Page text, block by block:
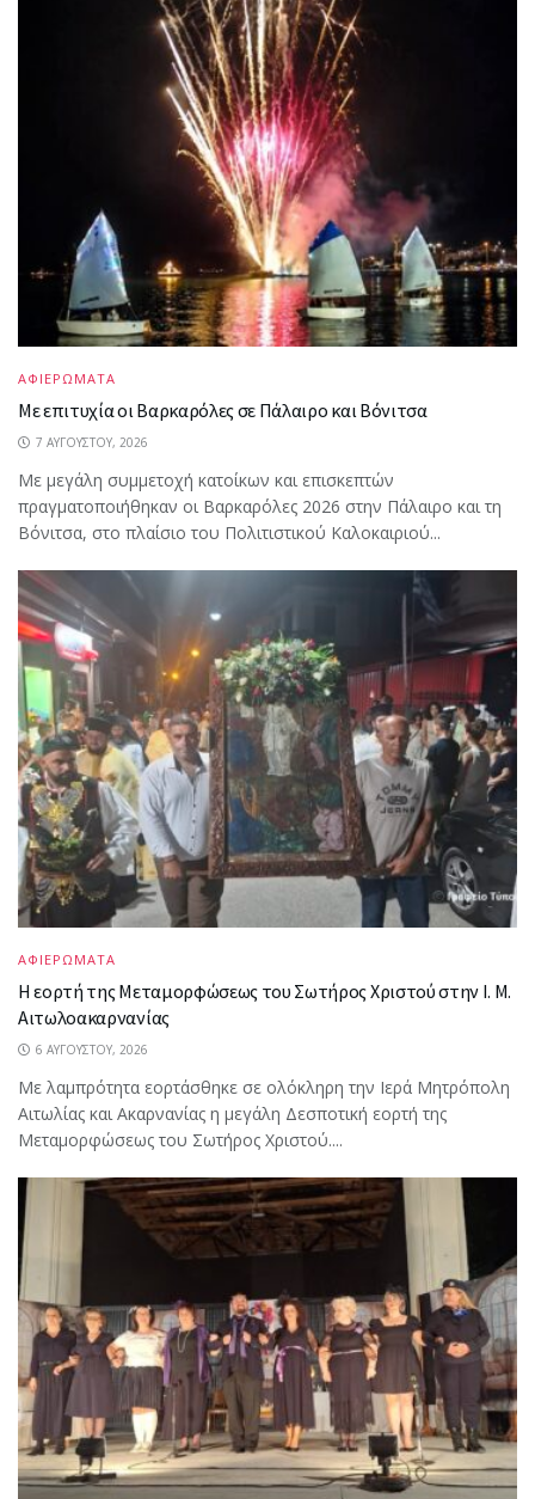
ΑΦΙΕΡΩΜΑΤΑ
Με επιτυχία οι Βαρκαρόλες σε Πάλαιρο και Βόνιτσα
7 ΑΥΓΟΎΣΤΟΥ, 2026
Με μεγάλη συμμετοχή κατοίκων και επισκεπτών
πραγματοποιήθηκαν οι Βαρκαρόλες 2026 στην Πάλαιρο και τη
Βόνιτσα, στο πλαίσιο του Πολιτιστικού Καλοκαιριού...
ΑΦΙΕΡΩΜΑΤΑ
Η εορτή της Μεταμορφώσεως του Σωτήρος Χριστού στην Ι. Μ.
Αιτωλοακαρνανίας
6 ΑΥΓΟΎΣΤΟΥ, 2026
Με λαμπρότητα εορτάσθηκε σε ολόκληρη την Ιερά Μητρόπολη
Αιτωλίας και Ακαρνανίας η μεγάλη Δεσποτική εορτή της
Μεταμορφώσεως του Σωτήρος Χριστού....